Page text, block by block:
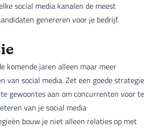
social media kanalen de meest
genereren voor je bedrijf.
komende jaren alleen maar meer
van social media. Zet een goede strategie
gewoontes aan om concurrenten voor te
van je social media
bouw je niet alleen relaties op met